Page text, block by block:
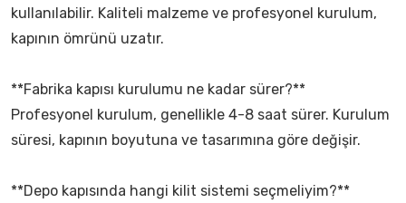
kullanılabilir. Kaliteli malzeme ve profesyonel kurulum,
kapının ömrünü uzatır.
**Fabrika kapısı kurulumu ne kadar sürer?**
Profesyonel kurulum, genellikle 4-8 saat sürer. Kurulum
süresi, kapının boyutuna ve tasarımına göre değişir.
**Depo kapısında hangi kilit sistemi seçmeliyim?**